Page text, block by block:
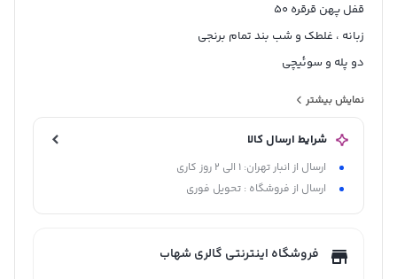
قفل پهن قرقره 50
زبانه ، غلطک و شب بند تمام برنجی
دو پله و سوئیچی
نمایش بیشتر
شرایط ارسال کالا
ارسال از انبار تهران: 1 الی 2 روز کاری
ارسال از فروشگاه : تحویل فوری
فروشگاه اینترنتی گالری شهاب